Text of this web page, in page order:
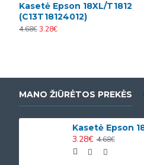
Kasetė Epson 18XL/T1812
(C13T18124012)
4.68€3.28€
MANO ŽIŪRĖTOS PREKĖS
3.28€ 4.68€